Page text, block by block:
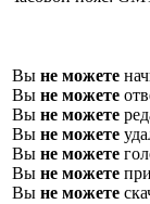
Вы не можете
Вы не можете
Вы не можете
Вы не можете
Вы не можете
Вы не можете
Вы не можете